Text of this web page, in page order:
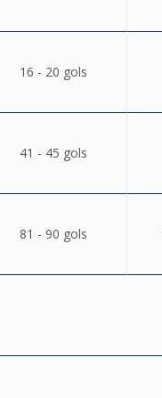
16 - 20 gols
41 - 45 gols
81 - 90 gols